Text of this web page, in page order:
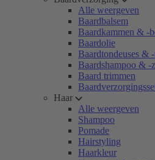
Alle weergeven
Baardbalsem
Baardkammen & -
Baardolie
Baardtondeuses &
Baardshampoo & -
Baard trimmen
Haar
Alle weergeven
Shampoo
Pomade
Hairstyling
Haarkleur